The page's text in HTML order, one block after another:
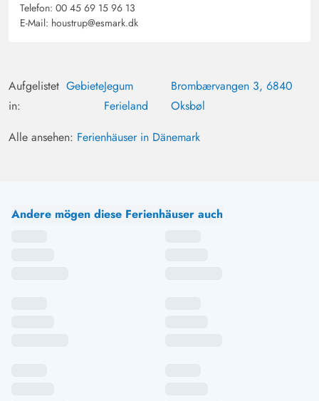
Telefon: 00 45 69 15 96 13
E-Mail: houstrup@esmark.dk
Aufgelistet
in:
GebieteJegum
Ferieland
Brombærvangen 3, 6840
Oksbøl
Alle ansehen: Ferienhäuser in Dänemark
Andere mögen diese Ferienhäuser auch